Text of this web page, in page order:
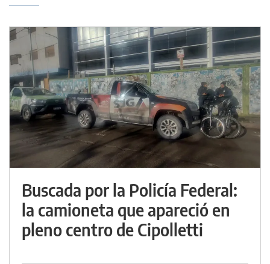
Buscada por la Policía Federal:
la camioneta que apareció en
pleno centro de Cipolletti